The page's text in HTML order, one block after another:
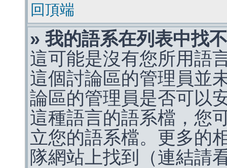
回頂端
» 我的語系在列表中找
這可能是沒有您所用語
這個討論區的管理員並
論區的管理員是否可以
這種語言的語系檔，您
立您的語系檔。更多的
隊網站上找到（連結請